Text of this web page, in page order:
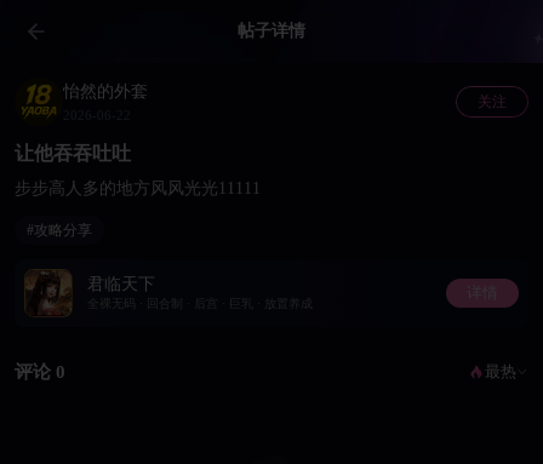
帖子详情
怡然的外套
关注
让他吞吞吐吐
步步高人多的地方风风光光11111
#攻略分享
君临天下
全裸无码 · 回合制 · 后宫 · 巨乳 · 放置养成
详情
评论 0 最热